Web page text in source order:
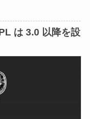
は 3.0 以降を設